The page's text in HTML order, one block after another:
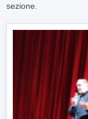
sezione.